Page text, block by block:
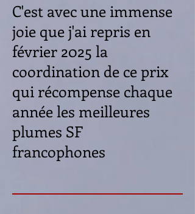
C'est avec une immense
joie que j'ai repris en
février 2025 la
coordination de ce prix
qui récompense chaque
année les meilleures
plumes SF
francophones